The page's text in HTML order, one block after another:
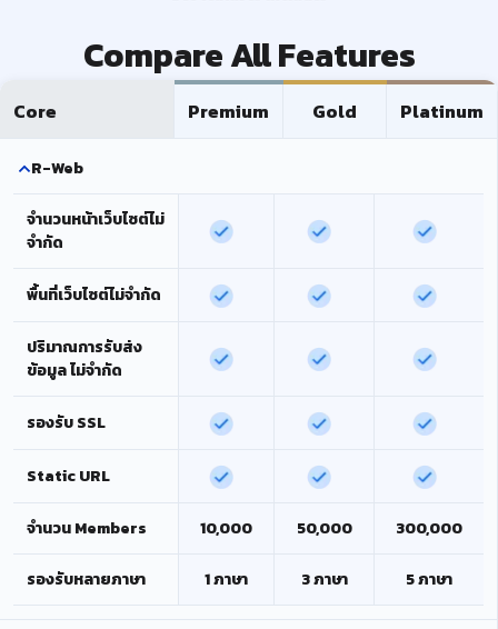
Compare All Features
Core Premium Gold Platinum
R-Web
จำนวนหน้าเว็บไซต์ไม่
จำกัด
พื้นที่เว็บไซต์ไม่จำกัด
ปริมาณการรับส่ง
ข้อมูล ไม่จำกัด
รองรับ SSL
Static URL
จำนวน Members 10,000 50,000 300,000
รองรับหลายภาษา 1 ภาษา 3 ภาษา 5 ภาษา